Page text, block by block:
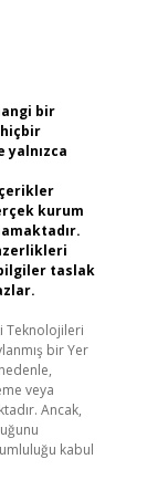
bir
yalnızca
kurum
taslak
Teknolojileri
bir Yer
veya
Ancak,
kabul